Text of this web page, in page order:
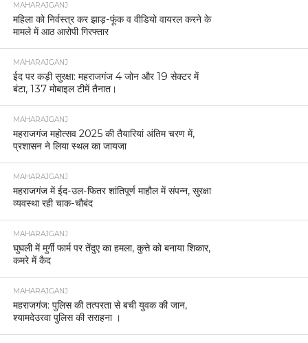
MAHARAJGANJ
महिला को निर्वस्त्र कर झाड़-फूंक व वीडियो वायरल करने के
मामले में आठ आरोपी गिरफ्तार
MAHARAJGANJ
ईद पर कड़ी सुरक्षा: महराजगंज 4 जोन और 19 सेक्टर में
बंटा, 137 मोबाइल टीमें तैनात।
MAHARAJGANJ
महराजगंज महोत्सव 2025 की तैयारियां अंतिम चरण में,
प्रशासन ने लिया स्थल का जायजा
MAHARAJGANJ
महराजगंज में ईद-उल-फितर शांतिपूर्ण माहौल में संपन्न, सुरक्षा
व्यवस्था रही चाक-चौबंद
MAHARAJGANJ
घुघली में मुर्गी फार्म पर तेंदुए का हमला, कुत्ते को बनाया शिकार,
कमरे में कैद
MAHARAJGANJ
महराजगंज: पुलिस की तत्परता से बची युवक की जान,
श्यामदेउरवा पुलिस की सराहना ।